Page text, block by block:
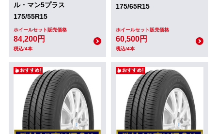
ル・マン5プラス
175/55R15
ホイールセット販売価格
84,200円
税込/4本
175/65R15
ホイールセット販売価格
60,500円
税込/4本